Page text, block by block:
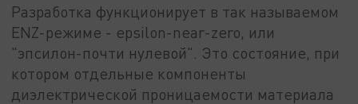
Разработка функционирует в так называемом
ENZ-режиме - epsilon-near-zero, или
"эпсилон-почти нулевой". Это состояние, при
котором отдельные компоненты
диэлектрической проницаемости материала